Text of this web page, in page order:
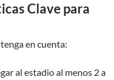
Clave para
en cuenta:
al estadio al menos 2 a